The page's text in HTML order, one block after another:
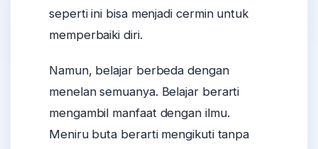
seperti ini bisa menjadi cermin untuk
memperbaiki diri.
Namun, belajar berbeda dengan
menelan semuanya. Belajar berarti
mengambil manfaat dengan ilmu.
Meniru buta berarti mengikuti tanpa